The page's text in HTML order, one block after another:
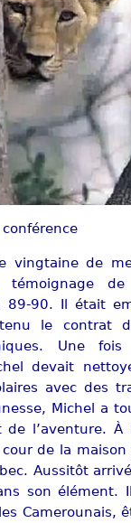
vingtaine de
témoignage
89-90. Il était
le contrat
Une
devait
avec des
Michel a
de l’aventure.
de la maison
Aussitôt
son élément.
Camerounais,